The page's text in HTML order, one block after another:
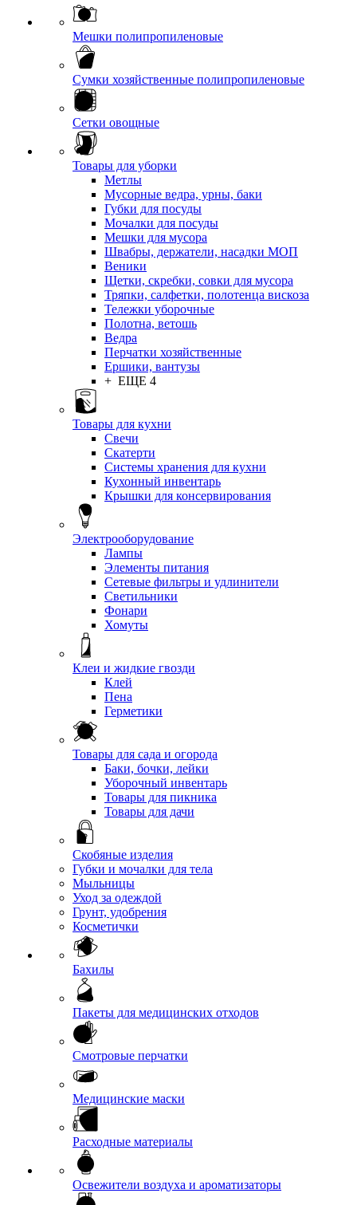
Мешки полипропиленовые
Сумки хозяйственные полипропиленовые
Сетки овощные
Товары для уборки
Метлы
Мусорные ведра, урны, баки
Губки для посуды
Мочалки для посуды
Мешки для мусора
Швабры, держатели, насадки МОП
Веники
Щетки, скребки, совки для мусора
Тряпки, салфетки, полотенца вискоза
Тележки уборочные
Полотна, ветошь
Ведра
Перчатки хозяйственные
Ершики, вантузы
+ ЕЩЕ 4
Товары для кухни
Свечи
Скатерти
Системы хранения для кухни
Кухонный инвентарь
Крышки для консервирования
Электрооборудование
Лампы
Элементы питания
Сетевые фильтры и удлинители
Светильники
Фонари
Хомуты
Клеи и жидкие гвозди
Клей
Пена
Герметики
Товары для сада и огорода
Баки, бочки, лейки
Уборочный инвентарь
Товары для пикника
Товары для дачи
Скобяные изделия
Губки и мочалки для тела
Мыльницы
Уход за одеждой
Грунт, удобрения
Косметички
Бахилы
Пакеты для медицинских отходов
Смотровые перчатки
Медицинские маски
Расходные материалы
Освежители воздуха и ароматизаторы